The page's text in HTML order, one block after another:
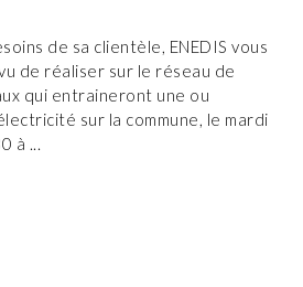
de sa clientèle, ENEDIS vous
de réaliser sur le réseau de
qui entraineront une ou
sur la commune, le mardi
à ...